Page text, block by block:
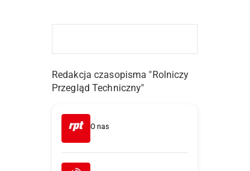
Redakcja czasopisma "Rolniczy
Przegląd Techniczny"
O nas